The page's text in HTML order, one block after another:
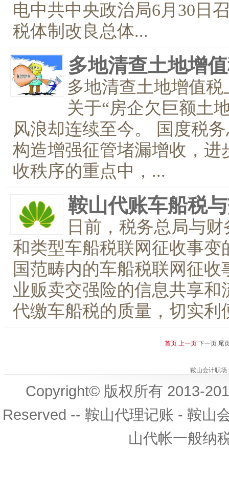
电中共中央政治局6月30日
税体制改良总体...
多地清查土地增
多地清查土地增值
关于“房企欠巨额土
风浪却连续至今。 国度税
构造增强征管堵漏增收，
收秩序的重点中，...
鞍山代账车船税
日前，税务总局与
和类型车船税联网征收事
国范畴内的车船税联网征
业贩卖交强险的信息共享
代缴车船税的质量，切实利
首页 上一页 下一页 尾
鞍山会计职场
Copyright© 版权所有 2013-
Reserved -- 鞍山代理记账 - 鞍山
山代帐一般纳